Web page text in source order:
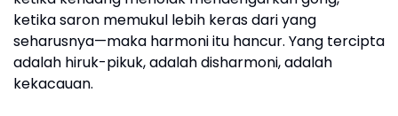
ketika saron memukul lebih keras dari yang
seharusnya—maka harmoni itu hancur. Yang tercipta
adalah hiruk-pikuk, adalah disharmoni, adalah
kekacauan.